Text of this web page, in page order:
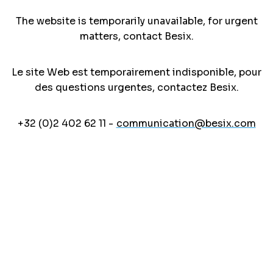
The website is temporarily unavailable, for urgent
matters, contact Besix.
Le site Web est temporairement indisponible, pour
des questions urgentes, contactez Besix.
+32 (0)2 402 62 11 - communication@besix.com